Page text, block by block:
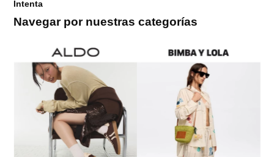
Intenta
Navegar por nuestras categorías